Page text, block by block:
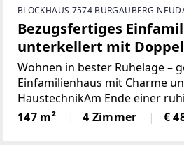
BLOCKHAUS 7574 BURGAUBERG-
Bezugsfertiges
unterkellert mit
Garage am Ende einer
Wohnen in bester Ruhelage –
Einfamilienhaus mit Charme
HaustechnikAm Ende einer
erwartet Sie dieses liebevoll
Einfamilienhaus in solider
147 m² 4 Zimmer €